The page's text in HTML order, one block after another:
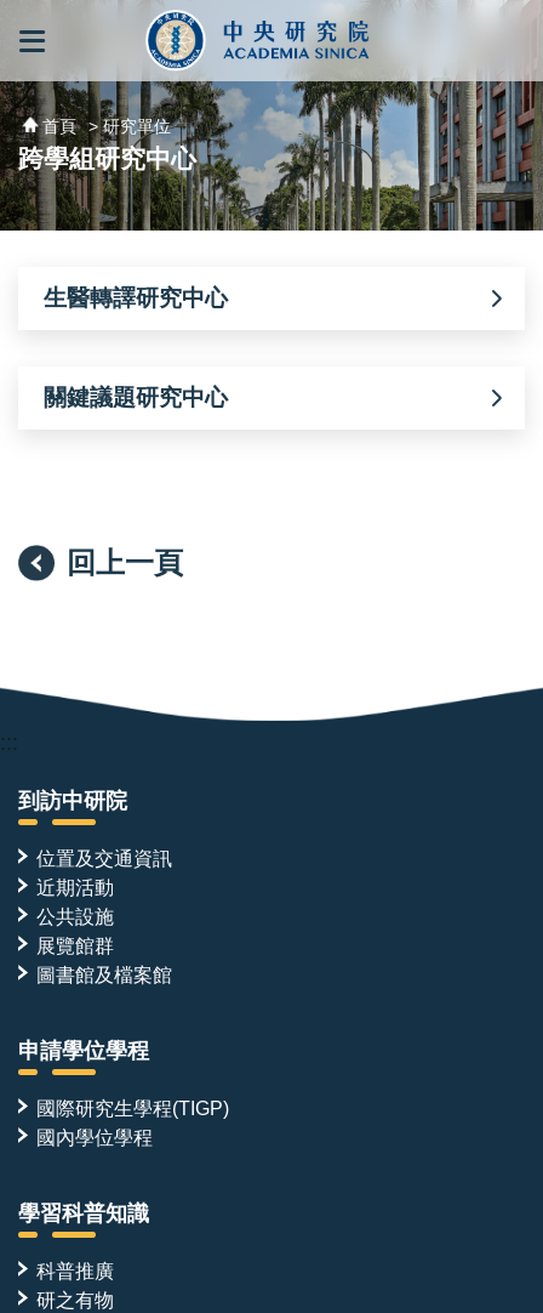
跳到主要內容區塊
首頁 > 研究單位
跨學組研究中心
生醫轉譯研究中心
關鍵議題研究中心
回上一頁
:::
到訪中研院
位置及交通資訊
近期活動
公共設施
展覽館群
圖書館及檔案館
申請學位學程
國際研究生學程(TIGP)
國內學位學程
學習科普知識
科普推廣
研之有物